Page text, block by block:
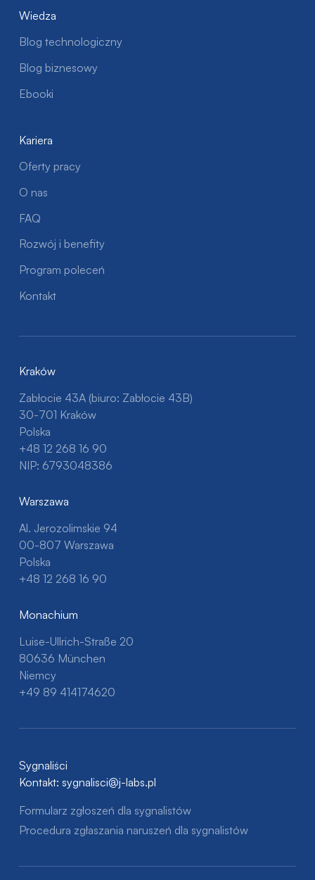
Wiedza
Blog technologiczny
Blog biznesowy
Ebooki
Kariera
Oferty pracy
O nas
FAQ
Rozwój i benefity
Program poleceń
Kontakt
Kraków
Zabłocie 43A (biuro: Zabłocie 43B)
30-701 Kraków
Polska
+48 12 268 16 90
NIP: 6793048386
Warszawa
Al. Jerozolimskie 94
00-807 Warszawa
Polska
+48 12 268 16 90
Monachium
Luise-Ullrich-Straße 20
80636 München
Niemcy
+49 89 414174620
Sygnaliści
Kontakt: sygnalisci@j-labs.pl
Formularz zgłoszeń dla sygnalistów
Procedura zgłaszania naruszeń dla sygnalistów